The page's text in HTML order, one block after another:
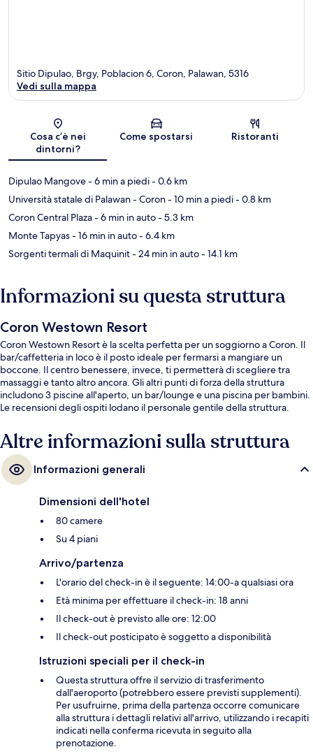
Mappa
Sitio Dipulao, Brgy, Poblacion 6, Coron, Palawan, 5316
Vedi sulla mappa
Cosa c’è nei
dintorni?
Come spostarsi Ristoranti
Dipulao Mangove- 6 min a piedi- 0.6 km
Università statale di Palawan - Coron- 10 min a piedi- 0.8 km
Coron Central Plaza- 6 min in auto- 5.3 km
Monte Tapyas- 16 min in auto- 6.4 km
Sorgenti termali di Maquinit- 24 min in auto- 14.1 km
Informazioni su questa struttura
Coron Westown Resort
Coron Westown Resort è la scelta perfetta per un soggiorno a Coron. Il
bar/caffetteria in loco è il posto ideale per fermarsi a mangiare un
boccone. Il centro benessere, invece, ti permetterà di scegliere tra
massaggi e tanto altro ancora. Gli altri punti di forza della struttura
includono 3 piscine all'aperto, un bar/lounge e una piscina per bambini.
Le recensioni degli ospiti lodano il personale gentile della struttura.
Altre informazioni sulla struttura
Informazioni generali
Dimensioni dell'hotel
80 camere
Su 4 piani
Arrivo/partenza
L'orario del check-in è il seguente: 14:00-a qualsiasi ora
Età minima per effettuare il check-in: 18 anni
Il check-out è previsto alle ore: 12:00
Il check-out posticipato è soggetto a disponibilità
Istruzioni speciali per il check-in
Questa struttura offre il servizio di trasferimento
dall'aeroporto (potrebbero essere previsti supplementi).
Per usufruirne, prima della partenza occorre comunicare
alla struttura i dettagli relativi all'arrivo, utilizzando i recapiti
indicati nella conferma ricevuta in seguito alla
prenotazione.